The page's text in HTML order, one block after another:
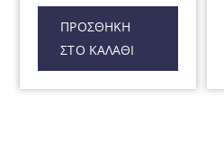
ΠΡΟΣΘΉΚΗ
ΣΤΟ ΚΑΛΆΘΙ